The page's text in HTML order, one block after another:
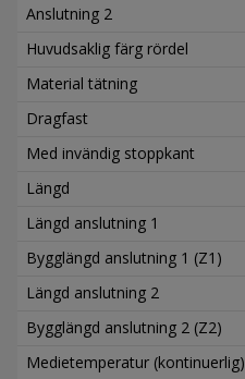
Anslutning 2
Huvudsaklig färg rördel
Material tätning
Dragfast
Med invändig stoppkant
Längd
Längd anslutning 1
Bygglängd anslutning 1 (Z1)
Längd anslutning 2
Bygglängd anslutning 2 (Z2)
Medietemperatur (kontinuerlig)